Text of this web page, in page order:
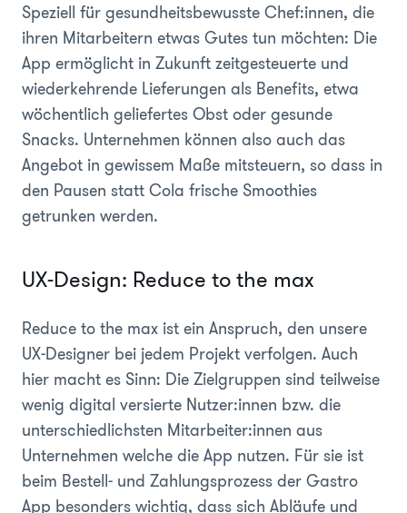
Speziell für gesundheitsbewusste Chef:innen, die
ihren Mitarbeitern etwas Gutes tun möchten: Die
App ermöglicht in Zukunft zeitgesteuerte und
wiederkehrende Lieferungen als Benefits, etwa
wöchentlich geliefertes Obst oder gesunde
Snacks. Unternehmen können also auch das
Angebot in gewissem Maße mitsteuern, so dass in
den Pausen statt Cola frische Smoothies
getrunken werden.
UX-Design: Reduce to the max
Reduce to the max ist ein Anspruch, den unsere
UX-Designer bei jedem Projekt verfolgen. Auch
hier macht es Sinn: Die Zielgruppen sind teilweise
wenig digital versierte Nutzer:innen bzw. die
unterschiedlichsten Mitarbeiter:innen aus
Unternehmen welche die App nutzen. Für sie ist
beim Bestell- und Zahlungsprozess der Gastro
App besonders wichtig, dass sich Abläufe und